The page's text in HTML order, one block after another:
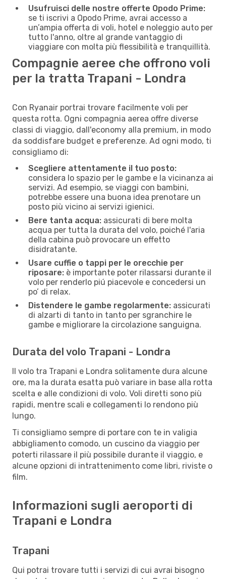
Usufruisci delle nostre offerte Opodo Prime:
se ti iscrivi a Opodo Prime, avrai accesso a
un’ampia offerta di voli, hotel e noleggio auto per
tutto l'anno, oltre al grande vantaggio di
viaggiare con molta più flessibilità e tranquillità.
Compagnie aeree che offrono voli
per la tratta Trapani - Londra
Con Ryanair portrai trovare facilmente voli per
questa rotta. Ogni compagnia aerea offre diverse
classi di viaggio, dall'economy alla premium, in modo
da soddisfare budget e preferenze. Ad ogni modo, ti
consigliamo di:
Scegliere attentamente il tuo posto:
considera lo spazio per le gambe e la vicinanza ai
servizi. Ad esempio, se viaggi con bambini,
potrebbe essere una buona idea prenotare un
posto più vicino ai servizi igienici.
Bere tanta acqua: assicurati di bere molta
acqua per tutta la durata del volo, poiché l'aria
della cabina può provocare un effetto
disidratante.
Usare cuffie o tappi per le orecchie per
riposare: è importante poter rilassarsi durante il
volo per renderlo piú piacevole e concedersi un
po’ di relax.
Distendere le gambe regolarmente: assicurati
di alzarti di tanto in tanto per sgranchire le
gambe e migliorare la circolazione sanguigna.
Durata del volo Trapani - Londra
Il volo tra Trapani e Londra solitamente dura alcune
ore, ma la durata esatta può variare in base alla rotta
scelta e alle condizioni di volo. Voli diretti sono più
rapidi, mentre scali e collegamenti lo rendono più
lungo.
Ti consigliamo sempre di portare con te in valigia
abbigliamento comodo, un cuscino da viaggio per
poterti rilassare il più possibile durante il viaggio, e
alcune opzioni di intrattenimento come libri, riviste o
film.
Informazioni sugli aeroporti di
Trapani e Londra
Trapani
Qui potrai trovare tutti i servizi di cui avrai bisogno